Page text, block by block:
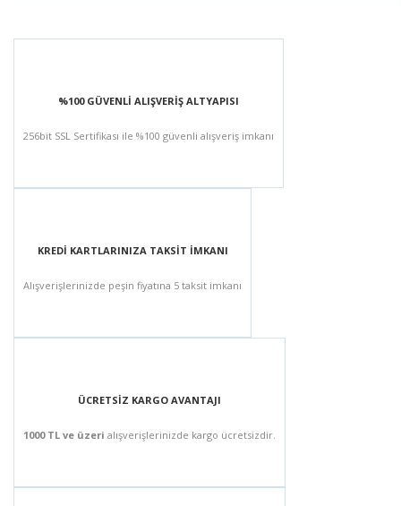
%100 GÜVENLİ ALIŞVERİŞ ALTYAPISI
256bit SSL Sertifikası ile %100 güvenli alışveriş imkanı
KREDİ KARTLARINIZA TAKSİT İMKANI
Alışverişlerinizde peşin fiyatına 5 taksit imkanı
ÜCRETSİZ KARGO AVANTAJI
1000 TL ve üzeri alışverişlerinizde kargo ücretsizdir.